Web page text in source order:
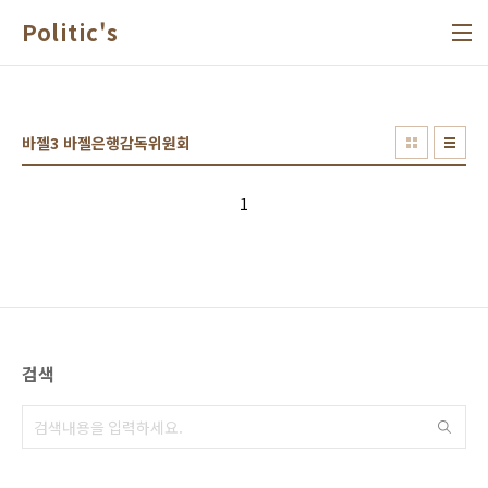
Politic's
바젤3 바젤은행감독위원회
1
검색